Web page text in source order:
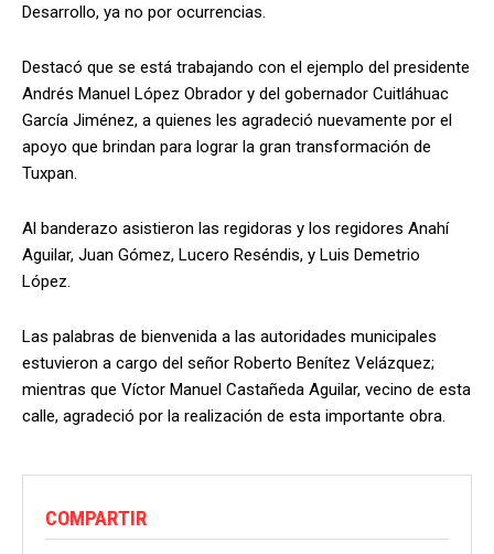
Desarrollo, ya no por ocurrencias.
Destacó que se está trabajando con el ejemplo del presidente
Andrés Manuel López Obrador y del gobernador Cuitláhuac
García Jiménez, a quienes les agradeció nuevamente por el
apoyo que brindan para lograr la gran transformación de
Tuxpan.
Al banderazo asistieron las regidoras y los regidores Anahí
Aguilar, Juan Gómez, Lucero Reséndis, y Luis Demetrio
López.
Las palabras de bienvenida a las autoridades municipales
estuvieron a cargo del señor Roberto Benítez Velázquez;
mientras que Víctor Manuel Castañeda Aguilar, vecino de esta
calle, agradeció por la realización de esta importante obra.
COMPARTIR